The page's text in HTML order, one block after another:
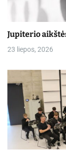
Jupiterio
23 liepos, 2026